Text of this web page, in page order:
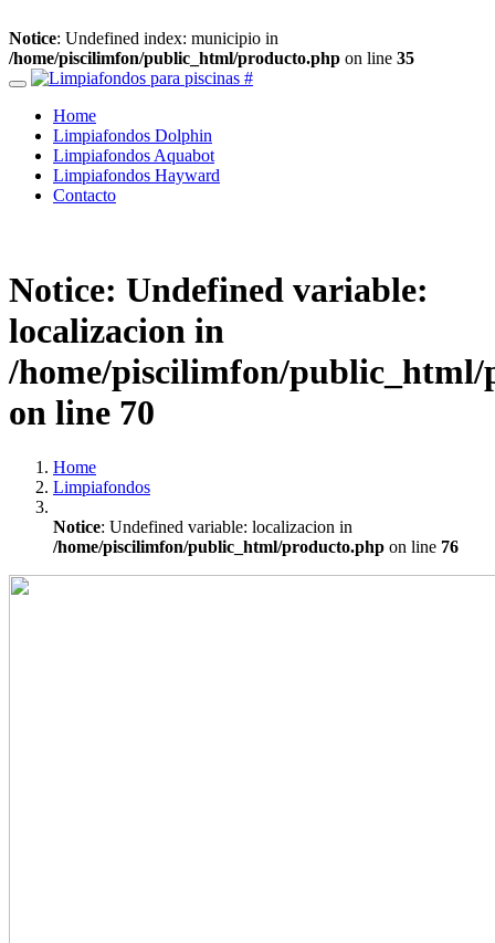
Notice: Undefined index: municipio in
/home/piscilimfon/public_html/producto.php on line 35
Home
Limpiafondos Dolphin
Limpiafondos Aquabot
Limpiafondos Hayward
Contacto
Notice: Undefined variable:
localizacion in
/home/piscilimfon/public_html/
on line 70
Home
Limpiafondos
Notice: Undefined variable: localizacion in
/home/piscilimfon/public_html/producto.php on line 76